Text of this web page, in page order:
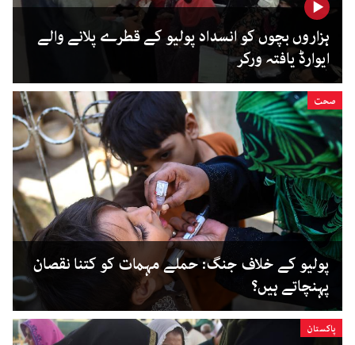
ہزاروں بچوں کو انسداد پولیو کے قطرے پلانے والے
ایوارڈ یافتہ ورکر
صحت
پولیو کے خلاف جنگ: حملے مہمات کو کتنا نقصان
پہنچاتے ہیں؟
پاکستان